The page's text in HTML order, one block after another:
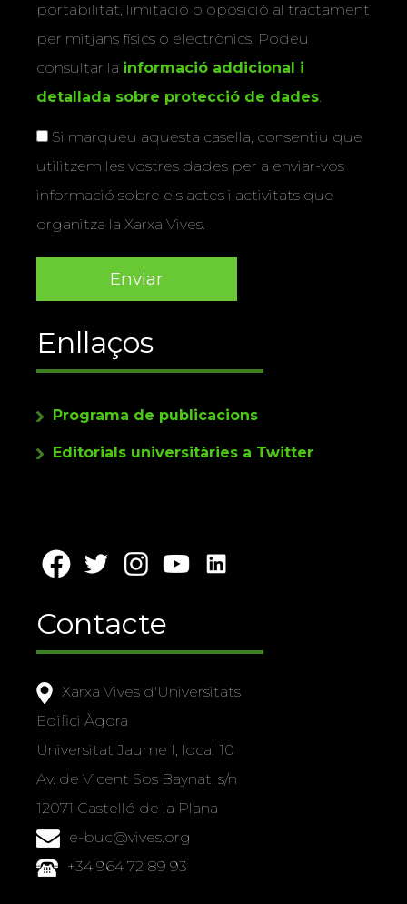
portabilitat, limitació o oposició al tractament
per mitjans físics o electrònics. Podeu
consultar la informació addicional i
detallada sobre protecció de dades.
Si marqueu aquesta casella, consentiu que
utilitzem les vostres dades per a enviar-vos
informació sobre els actes i activitats que
organitza la Xarxa Vives.
Enllaços
Programa de publicacions
Editorials universitàries a Twitter
Contacte
Xarxa Vives d'Universitats
Edifici Àgora
Universitat Jaume I, local 10
Av. de Vicent Sos Baynat, s/n
12071 Castelló de la Plana
e-buc@vives.org
+34 964 72 89 93